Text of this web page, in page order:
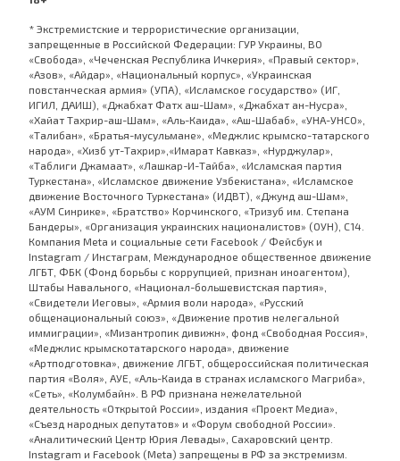
* Экстремистские и террористические организации,
запрещенные в Российской Федерации: ГУР Украины, ВО
«Свобода», «Чеченская Республика Ичкерия», «Правый сектор»,
«Азов», «Айдар», «Национальный корпус», «Украинская
повстанческая армия» (УПА), «Исламское государство» (ИГ,
ИГИЛ, ДАИШ), «Джабхат Фатх аш-Шам», «Джабхат ан-Нусра»,
«Хайат Тахрир-аш-Шам», «Аль-Каида», «Аш-Шабаб», «УНА-УНСО»,
«Талибан», «Братья-мусульмане», «Меджлис крымско-татарского
народа», «Хизб ут-Тахрир»,«Имарат Кавказ», «Нурджулар»,
«Таблиги Джамаат», «Лашкар-И-Тайба», «Исламская партия
Туркестана», «Исламское движение Узбекистана», «Исламское
движение Восточного Туркестана» (ИДВТ), «Джунд аш-Шам»,
«АУМ Синрике», «Братство» Корчинского, «Тризуб им. Степана
Бандеры», «Организация украинских националистов» (ОУН), С14.
Компания Meta и социальные сети Facebook / Фейсбук и
Instagram / Инстаграм, Международное общественное движение
ЛГБТ, ФБК (Фонд борьбы с коррупцией, признан иноагентом),
Штабы Навального, «Национал-большевистская партия»,
«Свидетели Иеговы», «Армия воли народа», «Русский
общенациональный союз», «Движение против нелегальной
иммиграции», «Мизантропик дивижн», фонд «Свободная Россия»,
«Меджлис крымскотатарского народа», движение
«Артподготовка», движение ЛГБТ, общероссийская политическая
партия «Воля», АУЕ, «Аль-Каида в странах исламского Магриба»,
«Сеть», «Колумбайн». В РФ признана нежелательной
деятельность «Открытой России», издания «Проект Медиа»,
«Съезд народных депутатов» и «Форум свободной России».
«Аналитический Центр Юрия Левады», Сахаровский центр.
Instagram и Facebook (Metа) запрещены в РФ за экстремизм.